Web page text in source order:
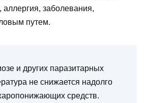
аллергия, заболевания,
путем.
и других паразитарных
не снижается надолго
средств.